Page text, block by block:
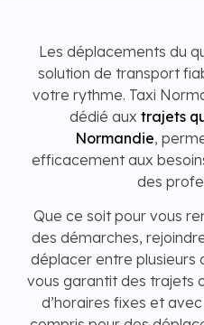
Les déplacements du
solution de transport
votre rythme. Taxi
dédié aux trajets
Normandie,
efficacement aux
des
Que ce soit pour vous
des démarches,
déplacer entre plusieurs
vous garantit des trajets
d’horaires fixes et